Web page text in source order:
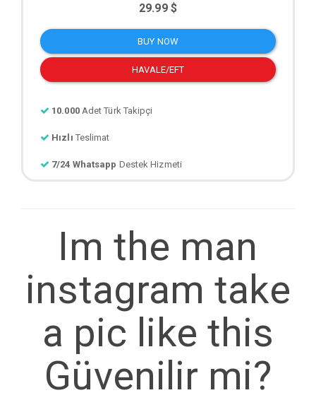
29.99 $
BUY NOW
HAVALE/EFT
10.000 Adet Türk Takipçi
Hızlı Teslimat
7/24 Whatsapp Destek Hizmeti
Im the man
instagram take
a pic like this
Güvenilir mi?